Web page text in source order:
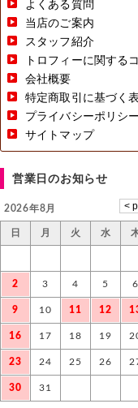
よくある質問
当店のご案内
スタッフ紹介
トロフィーに関する
会社概要
特定商取引に基づく
プライバシーポリシー
サイトマップ
営業日のお知らせ
2026年8月
日 月 火 水
2 3 4 5 6
9 10 11 12
16 17 18 19
23 24 25 26
30 31